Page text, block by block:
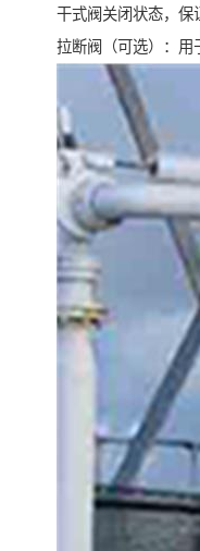
干式阀关闭状态，保
拉断阀（可选）：用